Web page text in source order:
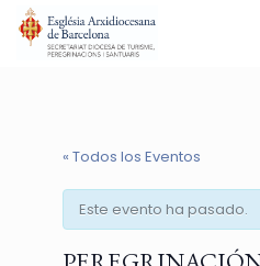
« Todos los Eventos
Este evento ha pasado.